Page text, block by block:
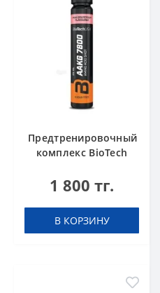
Предтренировочный
комплекс BioTech
Grapefruit 25ml
1 800 тг.
В КОРЗИНУ